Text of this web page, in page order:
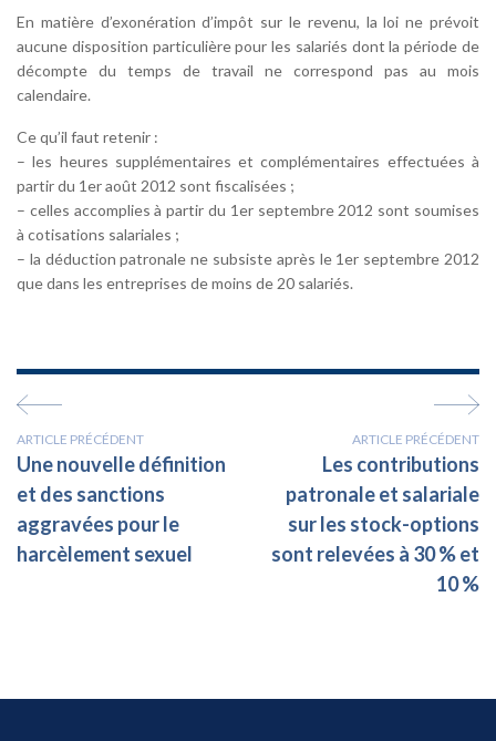
En matière d’exonération d’impôt sur le revenu, la loi ne prévoit
aucune disposition particulière pour les salariés dont la période de
décompte du temps de travail ne correspond pas au mois
calendaire.
Ce qu’il faut retenir :
– les heures supplémentaires et complémentaires effectuées à
partir du 1er août 2012 sont fiscalisées ;
– celles accomplies à partir du 1er septembre 2012 sont soumises
à cotisations salariales ;
– la déduction patronale ne subsiste après le 1er septembre 2012
que dans les entreprises de moins de 20 salariés.
ARTICLE PRÉCÉDENT
Une nouvelle définition
et des sanctions
aggravées pour le
harcèlement sexuel
ARTICLE PRÉCÉDENT
Les contributions
patronale et salariale
sur les stock-options
sont relevées à 30 % et
10 %